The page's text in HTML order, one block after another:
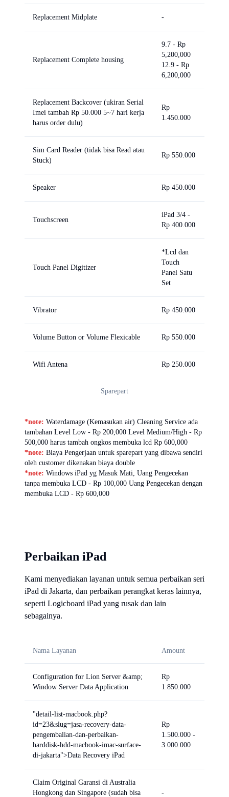
Sparepart
Replacement Midplate -
Replacement Complete housing
9.7 - Rp
5,200,000
12.9 - Rp
6,200,000
Replacement Backcover (ukiran Serial
Imei tambah Rp 50.000 5~7 hari kerja
harus order dulu)
Rp
1.450.000
Sim Card Reader (tidak bisa Read atau
Stuck)
Rp 550.000
Speaker Rp 450.000
Touchscreen
iPad 3/4 -
Rp 400.000
Touch Panel Digitizer
*Lcd dan
Touch
Panel Satu
Set
Vibrator Rp 450.000
Volume Button or Volume Flexicable Rp 550.000
Wifi Antena Rp 250.000
*note: Waterdamage (Kemasukan air) Cleaning Service ada
tambahan Level Low - Rp 200,000 Level Medium/High - Rp
500,000 harus tambah ongkos membuka lcd Rp 600,000
*note: Biaya Pengerjaan untuk sparepart yang dibawa sendiri
oleh customer dikenakan biaya double
*note: Windows iPad yg Masuk Mati, Uang Pengecekan
tanpa membuka LCD - Rp 100,000 Uang Pengecekan dengan
membuka LCD - Rp 600,000
Perbaikan iPad
Kami menyediakan layanan untuk semua perbaikan seri
iPad di Jakarta, dan perbaikan perangkat keras lainnya,
seperti Logicboard iPad yang rusak dan lain
sebagainya.
Nama Layanan Amount
Configuration for Lion Server &amp;
Window Server Data Application
Rp
1.850.000
"detail-list-macbook.php?
id=23&slug=jasa-recovery-data-
pengembalian-dan-perbaikan-
harddisk-hdd-macbook-imac-surface-
di-jakarta">Data Recovery iPad
Rp
1.500.000 -
3.000.000
Claim Original Garansi di Australia
Hongkong dan Singapore (sudah bisa
-